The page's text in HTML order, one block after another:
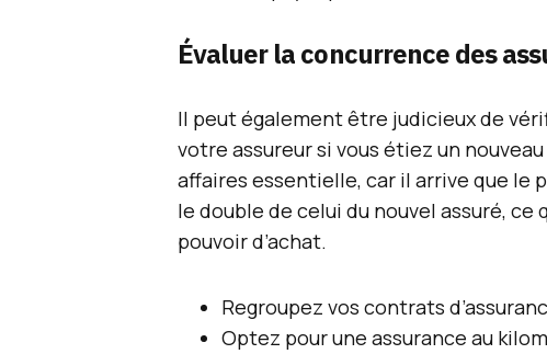
Évaluer la concurrence des
Il peut également être judicieux de
votre assureur si vous étiez un
affaires essentielle, car il arrive que le
le double de celui du nouvel assuré,
pouvoir d’achat.
Regroupez vos contrats
Optez pour une assurance au